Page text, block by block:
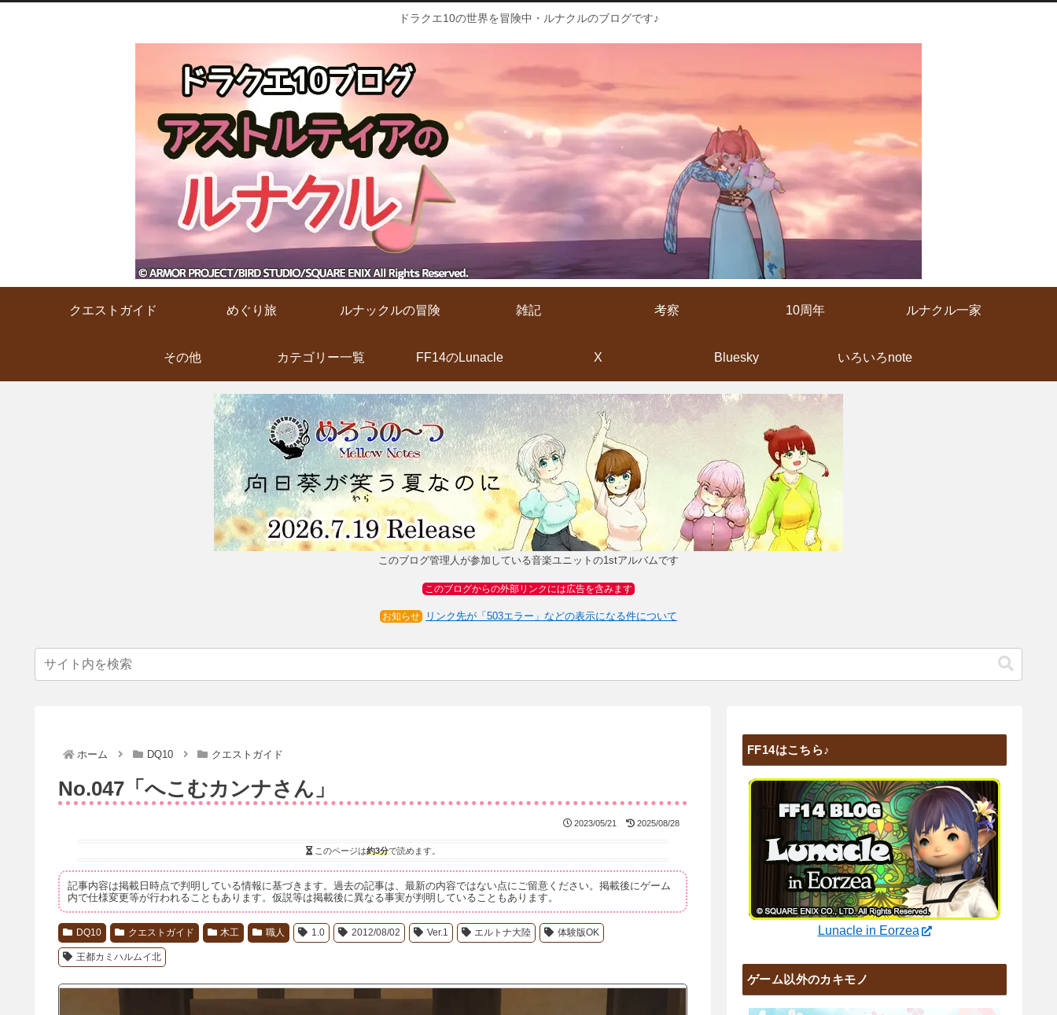
ドラクエ10の世界を冒険中・ルナクルのブログです♪
クエストガイド めぐり旅 ルナックルの冒険 雑記 考察 10周年 ルナクル一家
その他 カテゴリー一覧 FF14のLunacle X Bluesky いろいろnote
このブログ管理人が参加している音楽ユニットの1stアルバムです
このブログからの外部リンクには広告を含みます
お知らせ リンク先が「503エラー」などの表示になる件について
ホーム DQ10 クエストガイド
No.047「へこむカンナさん」
2023/05/21 2025/08/28
このページは約3分で読めます。
記事内容は掲載日時点で判明している情報に基づきます。過去の記事は、最新の内容ではない点にご留意ください。掲載後にゲーム
内で仕様変更等が行われることもあります。仮説等は掲載後に異なる事実が判明していることもあります。
DQ10 クエストガイド 木工 職人 1.0 2012/08/02 Ver.1 エルトナ大陸 体験版OK
王都カミハルムイ北
FF14はこちら♪
Lunacle in Eorzea
ゲーム以外のカキモノ